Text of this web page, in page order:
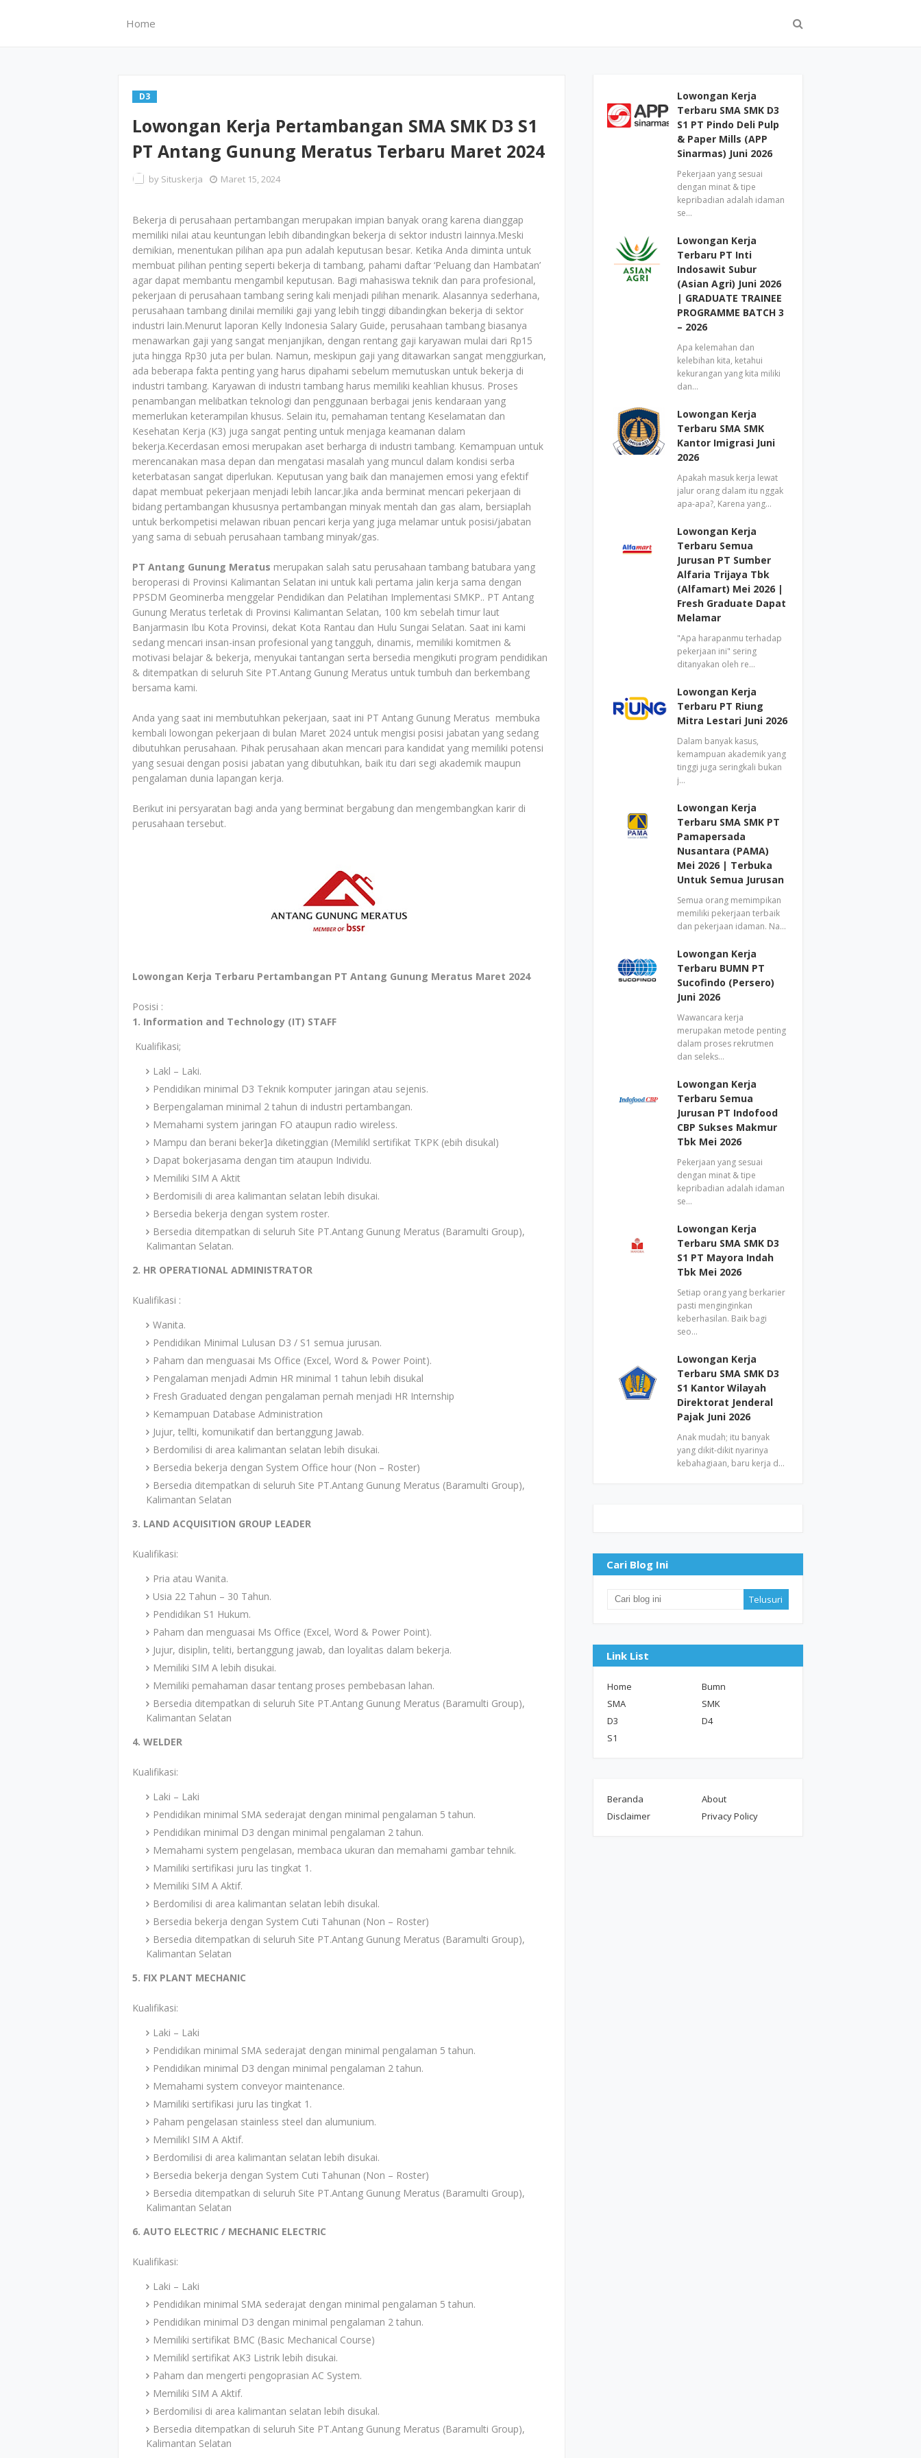
Home
D3
Lowongan Kerja Pertambangan SMA SMK D3 S1
PT Antang Gunung Meratus Terbaru Maret 2024
by Situskerja Maret 15, 2024
Bekerja di perusahaan pertambangan merupakan impian banyak orang karena dianggap
memiliki nilai atau keuntungan lebih dibandingkan bekerja di sektor industri lainnya.Meski
demikian, menentukan pilihan apa pun adalah keputusan besar. Ketika Anda diminta untuk
membuat pilihan penting seperti bekerja di tambang, pahami daftar ‘Peluang dan Hambatan’
agar dapat membantu mengambil keputusan. Bagi mahasiswa teknik dan para profesional,
pekerjaan di perusahaan tambang sering kali menjadi pilihan menarik. Alasannya sederhana,
perusahaan tambang dinilai memiliki gaji yang lebih tinggi dibandingkan bekerja di sektor
industri lain.Menurut laporan Kelly Indonesia Salary Guide, perusahaan tambang biasanya
menawarkan gaji yang sangat menjanjikan, dengan rentang gaji karyawan mulai dari Rp15
juta hingga Rp30 juta per bulan. Namun, meskipun gaji yang ditawarkan sangat menggiurkan,
ada beberapa fakta penting yang harus dipahami sebelum memutuskan untuk bekerja di
industri tambang. Karyawan di industri tambang harus memiliki keahlian khusus. Proses
penambangan melibatkan teknologi dan penggunaan berbagai jenis kendaraan yang
memerlukan keterampilan khusus. Selain itu, pemahaman tentang Keselamatan dan
Kesehatan Kerja (K3) juga sangat penting untuk menjaga keamanan dalam
bekerja.Kecerdasan emosi merupakan aset berharga di industri tambang. Kemampuan untuk
merencanakan masa depan dan mengatasi masalah yang muncul dalam kondisi serba
keterbatasan sangat diperlukan. Keputusan yang baik dan manajemen emosi yang efektif
dapat membuat pekerjaan menjadi lebih lancar.Jika anda berminat mencari pekerjaan di
bidang pertambangan khususnya pertambangan minyak mentah dan gas alam, bersiaplah
untuk berkompetisi melawan ribuan pencari kerja yang juga melamar untuk posisi/jabatan
yang sama di sebuah perusahaan tambang minyak/gas.
PT Antang Gunung Meratus merupakan salah satu perusahaan tambang batubara yang
beroperasi di Provinsi Kalimantan Selatan ini untuk kali pertama jalin kerja sama dengan
PPSDM Geominerba menggelar Pendidikan dan Pelatihan Implementasi SMKP.. PT Antang
Gunung Meratus terletak di Provinsi Kalimantan Selatan, 100 km sebelah timur laut
Banjarmasin Ibu Kota Provinsi, dekat Kota Rantau dan Hulu Sungai Selatan. Saat ini kami
sedang mencari insan-insan profesional yang tangguh, dinamis, memiliki komitmen &
motivasi belajar & bekerja, menyukai tantangan serta bersedia mengikuti program pendidikan
& ditempatkan di seluruh Site PT.Antang Gunung Meratus untuk tumbuh dan berkembang
bersama kami.
Anda yang saat ini membutuhkan pekerjaan, saat ini PT Antang Gunung Meratus membuka
kembali lowongan pekerjaan di bulan Maret 2024 untuk mengisi posisi jabatan yang sedang
dibutuhkan perusahaan. Pihak perusahaan akan mencari para kandidat yang memiliki potensi
yang sesuai dengan posisi jabatan yang dibutuhkan, baik itu dari segi akademik maupun
pengalaman dunia lapangan kerja.
Berikut ini persyaratan bagi anda yang berminat bergabung dan mengembangkan karir di
perusahaan tersebut.
Lowongan Kerja Terbaru Pertambangan PT Antang Gunung Meratus Maret 2024
Posisi :
1. Information and Technology (IT) STAFF
Kualifikasi;
Lakl – Laki.
Pendidikan minimal D3 Teknik komputer jaringan atau sejenis.
Berpengalaman minimal 2 tahun di industri pertambangan.
Memahami system jaringan FO ataupun radio wireless.
Mampu dan berani beker]a diketinggian (Memilikl sertifikat TKPK (ebih disukal)
Dapat bokerjasama dengan tim ataupun Individu.
Memiliki SIM A Aktit
Berdomisili di area kalimantan selatan lebih disukai.
Bersedia bekerja dengan system roster.
Bersedia ditempatkan di seluruh Site PT.Antang Gunung Meratus (Baramulti Group),
Kalimantan Selatan.
2. HR OPERATIONAL ADMINISTRATOR
Kualifikasi :
Wanita.
Pendidikan Minimal Lulusan D3 / S1 semua jurusan.
Paham dan menguasai Ms Office (Excel, Word & Power Point).
Pengalaman menjadi Admin HR minimal 1 tahun lebih disukal
Fresh Graduated dengan pengalaman pernah menjadi HR Internship
Kemampuan Database Administration
Jujur, tellti, komunikatif dan bertanggung Jawab.
Berdomilisi di area kalimantan selatan lebih disukai.
Bersedia bekerja dengan System Office hour (Non – Roster)
Bersedia ditempatkan di seluruh Site PT.Antang Gunung Meratus (Baramulti Group),
Kalimantan Selatan
3. LAND ACQUISITION GROUP LEADER
Kualifikasi:
Pria atau Wanita.
Usia 22 Tahun – 30 Tahun.
Pendidikan S1 Hukum.
Paham dan menguasai Ms Office (Excel, Word & Power Point).
Jujur, disiplin, teliti, bertanggung jawab, dan loyalitas dalam bekerja.
Memiliki SIM A lebih disukai.
Memiliki pemahaman dasar tentang proses pembebasan lahan.
Bersedia ditempatkan di seluruh Site PT.Antang Gunung Meratus (Baramulti Group),
Kalimantan Selatan
4. WELDER
Kualifikasi:
Laki – Laki
Pendidikan minimal SMA sederajat dengan minimal pengalaman 5 tahun.
Pendidikan minimal D3 dengan minimal pengalaman 2 tahun.
Memahami system pengelasan, membaca ukuran dan memahami gambar tehnik.
Mamiliki sertifikasi juru las tingkat 1.
Memiliki SIM A Aktif.
Berdomilisi di area kalimantan selatan lebih disukal.
Bersedia bekerja dengan System Cuti Tahunan (Non – Roster)
Bersedia ditempatkan di seluruh Site PT.Antang Gunung Meratus (Baramulti Group),
Kalimantan Selatan
5. FIX PLANT MECHANIC
Kualifikasi:
Laki – Laki
Pendidikan minimal SMA sederajat dengan minimal pengalaman 5 tahun.
Pendidikan minimal D3 dengan minimal pengalaman 2 tahun.
Memahami system conveyor maintenance.
Mamiliki sertifikasi juru las tingkat 1.
Paham pengelasan stainless steel dan alumunium.
MemilikI SIM A Aktif.
Berdomilisi di area kalimantan selatan lebih disukai.
Bersedia bekerja dengan System Cuti Tahunan (Non – Roster)
Bersedia ditempatkan di seluruh Site PT.Antang Gunung Meratus (Baramulti Group),
Kalimantan Selatan
6. AUTO ELECTRIC / MECHANIC ELECTRIC
Kualifikasi:
Laki – Laki
Pendidikan minimal SMA sederajat dengan minimal pengalaman 5 tahun.
Pendidikan minimal D3 dengan minimal pengalaman 2 tahun.
Memiliki sertifikat BMC (Basic Mechanical Course)
Memilikl sertifikat AK3 Listrik lebih disukai.
Paham dan mengerti pengoprasian AC System.
Memiliki SIM A Aktif.
Berdomilisi di area kalimantan selatan lebih disukal.
Bersedia ditempatkan di seluruh Site PT.Antang Gunung Meratus (Baramulti Group),
Kalimantan Selatan
Lowongan Kerja
Terbaru SMA SMK D3
S1 PT Pindo Deli Pulp
& Paper Mills (APP
Sinarmas) Juni 2026
Pekerjaan yang sesuai
dengan minat & tipe
kepribadian adalah idaman
se…
Lowongan Kerja
Terbaru PT Inti
Indosawit Subur
(Asian Agri) Juni 2026
| GRADUATE TRAINEE
PROGRAMME BATCH 3
– 2026
Apa kelemahan dan
kelebihan kita, ketahui
kekurangan yang kita miliki
dan…
Lowongan Kerja
Terbaru SMA SMK
Kantor Imigrasi Juni
2026
Apakah masuk kerja lewat
jalur orang dalam itu nggak
apa-apa?, Karena yang…
Lowongan Kerja
Terbaru Semua
Jurusan PT Sumber
Alfaria Trijaya Tbk
(Alfamart) Mei 2026 |
Fresh Graduate Dapat
Melamar
"Apa harapanmu terhadap
pekerjaan ini" sering
ditanyakan oleh re…
Lowongan Kerja
Terbaru PT Riung
Mitra Lestari Juni 2026
Dalam banyak kasus,
kemampuan akademik yang
tinggi juga seringkali bukan
j…
Lowongan Kerja
Terbaru SMA SMK PT
Pamapersada
Nusantara (PAMA)
Mei 2026 | Terbuka
Untuk Semua Jurusan
Semua orang memimpikan
memiliki pekerjaan terbaik
dan pekerjaan idaman. Na…
Lowongan Kerja
Terbaru BUMN PT
Sucofindo (Persero)
Juni 2026
Wawancara kerja
merupakan metode penting
dalam proses rekrutmen
dan seleks…
Lowongan Kerja
Terbaru Semua
Jurusan PT Indofood
CBP Sukses Makmur
Tbk Mei 2026
Pekerjaan yang sesuai
dengan minat & tipe
kepribadian adalah idaman
se…
Lowongan Kerja
Terbaru SMA SMK D3
S1 PT Mayora Indah
Tbk Mei 2026
Setiap orang yang berkarier
pasti menginginkan
keberhasilan. Baik bagi
seo…
Lowongan Kerja
Terbaru SMA SMK D3
S1 Kantor Wilayah
Direktorat Jenderal
Pajak Juni 2026
Anak mudah; itu banyak
yang dikit-dikit nyarinya
kebahagiaan, baru kerja d…
Cari Blog Ini
Link List
Home
Bumn
SMA
SMK
D3
D4
S1
Beranda
About
Disclaimer
Privacy Policy